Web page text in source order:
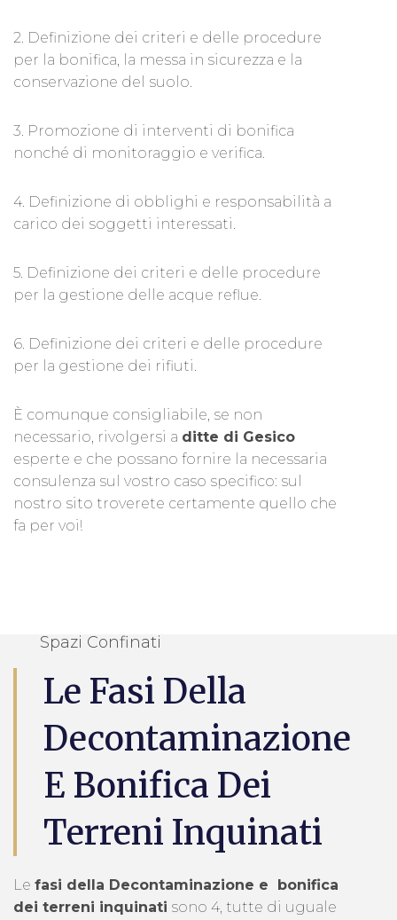
2. Definizione dei criteri e delle procedure
per la bonifica, la messa in sicurezza e la
conservazione del suolo.
3. Promozione di interventi di bonifica
nonché di monitoraggio e verifica.
4. Definizione di obblighi e responsabilità a
carico dei soggetti interessati.
5. Definizione dei criteri e delle procedure
per la gestione delle acque reflue.
6. Definizione dei criteri e delle procedure
per la gestione dei rifiuti.
È comunque consigliabile, se non
necessario, rivolgersi a ditte di Gesico
esperte e che possano fornire la necessaria
consulenza sul vostro caso specifico: sul
nostro sito troverete certamente quello che
fa per voi!
Spazi Confinati
Le Fasi Della
Decontaminazione
E Bonifica Dei
Terreni Inquinati
Le fasi della Decontaminazione e bonifica
dei terreni inquinati sono 4, tutte di uguale